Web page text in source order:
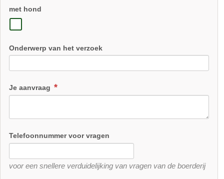
kinderboerderij kruidentuin
Erfelijke boerderij
met hond
Onderwerp van het verzoek
Je aanvraag
Telefoonnummer voor vragen
voor een snellere verduidelijking van vragen van de boerderij